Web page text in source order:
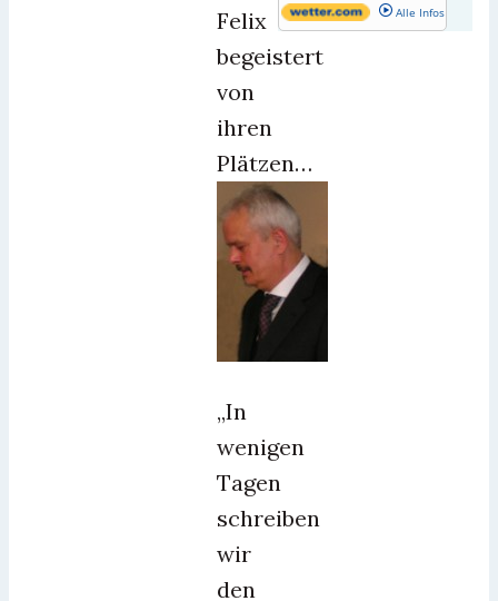
Felix
begeistert
von
ihren
Plätzen…
„In
wenigen
Tagen
schreiben
wir
den
Alle Infos